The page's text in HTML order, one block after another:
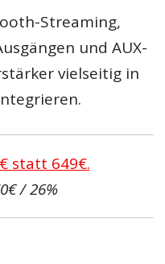
Streaming,
und AUX-
vielseitig in
statt 649€.
/ 26%